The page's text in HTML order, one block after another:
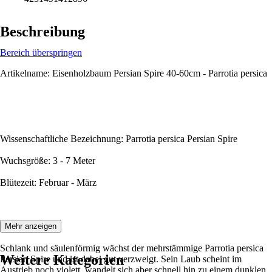
Beschreibung
Bereich überspringen
Artikelname: Eisenholzbaum Persian Spire 40-60cm - Parrotia persica
Wissenschaftliche Bezeichnung: Parrotia persica Persian Spire
Wuchsgröße: 3 - 7 Meter
Blütezeit: Februar - März
Beschreibung:
Schlank und säulenförmig wächst der mehrstämmige Parrotia persica
Persian Spire und ist dabei gut verzweigt. Sein Laub scheint im
Austrieb noch violett, wandelt sich aber schnell hin zu einem dunklen
Mehr anzeigen
Weitere Kategorien